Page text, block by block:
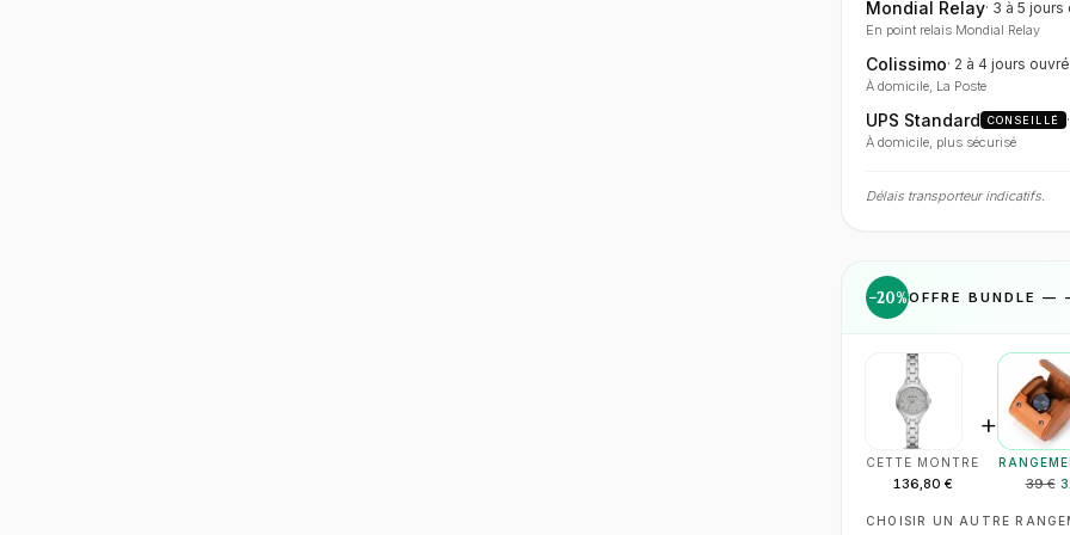
Mondial Relay· 3 à 5 jours
En point relais Mondial Relay
Colissimo· 2 à 4 jours
À domicile, La Poste
UPS Standard CONSEILLÉ
À domicile, plus sécurisé
Délais transporteur indicatifs.
−20%OFFRE BUNDLE —
CETTE MONTRE
136,80 €
+
39 €
CHOISIR UN AUTRE